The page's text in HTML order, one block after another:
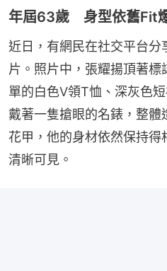
年屆63歲 身型依舊Fit
近日，有網民在社交平台分
片。照片中，張耀揚頂著
單的白色V領T恤、深灰色
戴著一隻搶眼的名錶，整體
花甲，他的身材依然保持
清晰可見。